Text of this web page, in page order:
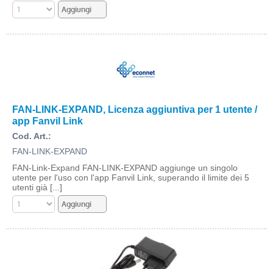
FAN-LINK-EXPAND, Licenza aggiuntiva per 1 utente /
app Fanvil Link
Cod. Art.:
FAN-LINK-EXPAND
FAN-Link-Expand FAN-LINK-EXPAND aggiunge un singolo
utente per l'uso con l'app Fanvil Link, superando il limite dei 5
utenti già [...]